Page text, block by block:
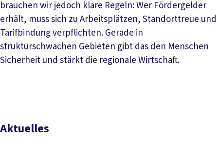
brauchen wir jedoch klare Regeln: Wer Fördergelder
erhält, muss sich zu Arbeitsplätzen, Standorttreue und
Tarifbindung verpflichten. Gerade in
strukturschwachen Gebieten gibt das den Menschen
Sicherheit und stärkt die regionale Wirtschaft.
Aktuelles